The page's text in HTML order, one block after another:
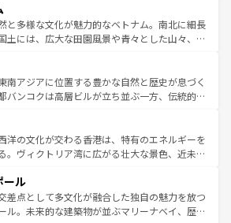
しい。
と評判のスイーツなど、バラエティ豊かな料理
が味わえる。 なお、新着の台湾情報は コンテンツ一覧を参
い。
足を延ばせば四季折々の自然美を楽しむことが
して、キムチや焼肉、絶品のストリートフード
ざまな韓国料理が待っている。夜には、韓国な
まれながら、韓国の多彩な魅力を心ゆくまで味
わってみてほしい。 なお、新着の韓国情報はコンテンツ一
てほしい。
と多様な文化が魅力的なベトナム。南北に細長
土には、広大な田園風景や青々とした山々、世
と共に伝統が息づく。ハノイの古い町並みやホ
のフランス統治時代の建物も、独特の雰囲気を
いる。また、バラエティの豊かさとおいしさで
ーやバインミー、ベトナムコーヒーなどは、ぜ
わいたい。どの地域を訪れてもあたたかい人々
迎えてくれるので、きっと忘れられない旅にな
しい。
南アジアに位置する豊かな自然と歴史が息づく
バンコクは高層ビルが立ち並ぶ一方、伝統的な
差している。北部ではチェンマイなどの山岳地
触れ合い、南部ではプーケットやクラビの美し
リゾート気分を楽しむことができる。タイ料理
候は一年中温暖で、どの季節にも異なる楽しみ
る。親しみやすいタイの人々、仏教を中心とし
して多様な観光資源が、訪れる旅人を魅了し続
洋の文化が交わる香港は、特有のエネルギーを
。ヴィクトリア湾に広がる壮大な景色、近未来
訪れても感動するはず。観光スポットが密集し
率よく見どころを回れるのも魅力。息をのむよ
ら文化的な体験まで、香港を存分に楽しみ尽く
ール
差点として多文化が融合した独自の魅力を放つ
ル。未来的な建築物が並ぶマリーナベイ、歴史